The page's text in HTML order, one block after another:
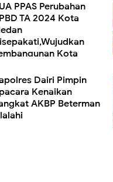
PPAS Perubahan
TA 2024 Kota
Kota
Dairi Pimpin
Kenaikan
AKBP Beterman